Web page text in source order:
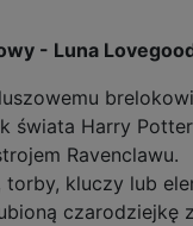
- Luna
świata Harry
Ravenclawu.
kluczy lub
czarodziejkę